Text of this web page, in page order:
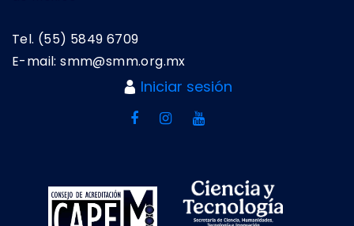
Tel. (55) 5849 6709
E-mail: smm@smm.org.mx
Iniciar sesión